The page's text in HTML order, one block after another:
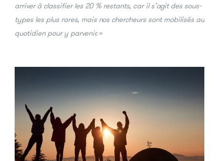
arriver à classifier les 20 % restants, car il s’agit des sous-
types les plus rares, mais nos chercheurs sont mobilisés au
quotidien pour y parvenir.»